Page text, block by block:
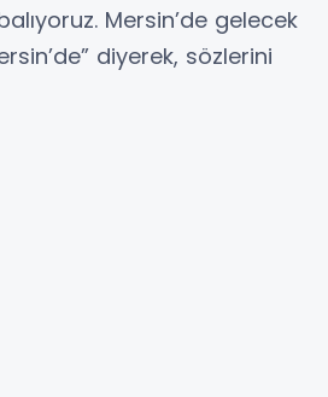
Mersin’de gelecek
diyerek, sözlerini